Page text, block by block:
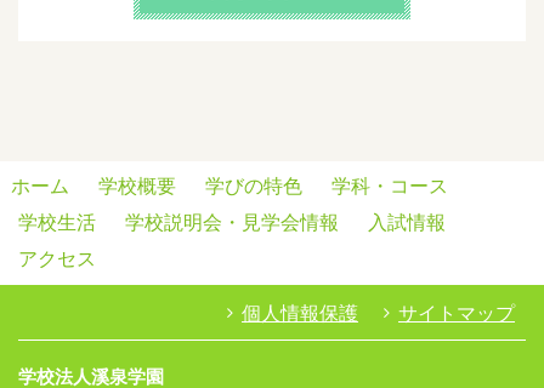
ホーム 学校概要 学びの特色
学科・コース
学校生活
学校説明会・見学会情報
入試情報
アクセス
個人情報保護 サイトマップ
学校法人溪泉学園